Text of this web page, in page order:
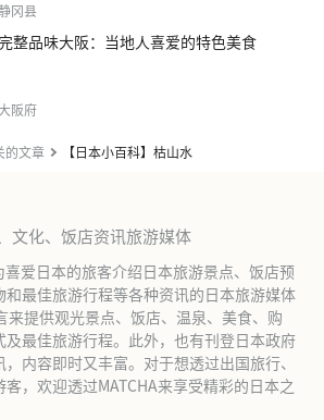
的文章 【日本小百科】枯山水
冈县
整品味大阪：当地人喜爱的特色美食
阪府
文化、饭店资讯旅游媒体
喜爱日本的旅客介绍日本旅游景点、饭店预
最佳旅游行程等各种资讯的日本旅游媒体
来提供观光景点、饭店、温泉、美食、购
最佳旅游行程。此外，也有刊登日本政府
内容即时又丰富。对于想透过出国旅行、
，欢迎透过MATCHA来享受精彩的日本之